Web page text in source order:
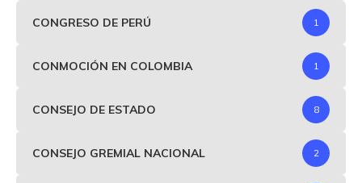
CONGRESO DE PERÚ 1
CONMOCIÓN EN COLOMBIA 1
CONSEJO DE ESTADO 8
CONSEJO GREMIAL NACIONAL 2